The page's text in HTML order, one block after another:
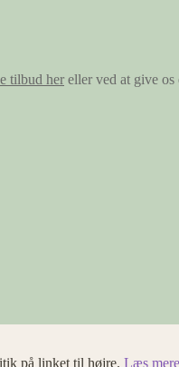
tilbud her eller ved at give
på linket til højre. Læs